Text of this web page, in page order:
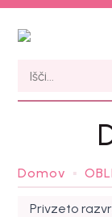
Domov